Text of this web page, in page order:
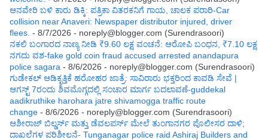
ಆನವೇರಿ ಬಳಿ ಕಾರು ಡಿಕ್ಕಿ: ಪತ್ರಿಕಾ ವಿತರಕನಿಗೆ ಗಾಯ, ಚಾಲಕ ಪರಾರಿ-Car
collision near Anaveri: Newspaper distributor injured, driver
flees. - 8/7/2026 - noreply@blogger.com (Surendrasoori)
ನಕಲಿ ಬಂಗಾರದ ನಾಣ್ಯ ನೀಡಿ ₹9.60 ಲಕ್ಷ ವಂಚನೆ: ಆರೋಪಿ ಬಂಧನ, ₹7.10 ಲಕ್ಷ
ನಗದು ವಶ-fake gold coin fraud accused arrested anandapura
police sagara - 8/6/2026 - noreply@blogger.com (Surendrasoori)
ಗುಡೇಕಲ್ ಆಡಿಕೃತ್ತಿಕೆ ಹರೋಹರ ಜಾತ್ರೆ: ಸಾವಿರಾರು ಭಕ್ತರಿಂದ ಕಾವಡಿ ಸೇವೆ |
ಆಗಸ್ಟ್ 7ರಂದು ಶಿವಮೊಗ್ಗದಲ್ಲಿ ಸಂಚಾರ ಮಾರ್ಗ ಬದಲಾವಣೆ-guddekal
aadikruthike harohara jatre shivamogga traffic route
change - 8/6/2026 - noreply@blogger.com (Surendrasoori)
ಆಶೀರಾಜ್ ಬಿಲ್ಡರ್ಸ್ ಮತ್ತು ಡೆವಲಪರ್ಸ್ ಮೇಲೆ ತುಂಗಾನಗರ ಪೊಲೀಸರ ದಾಳಿ;
ದಾಖಲೆಗಳ ಪರಿಶೀಲನೆ- Tunganagar police raid Ashiraj Builders and